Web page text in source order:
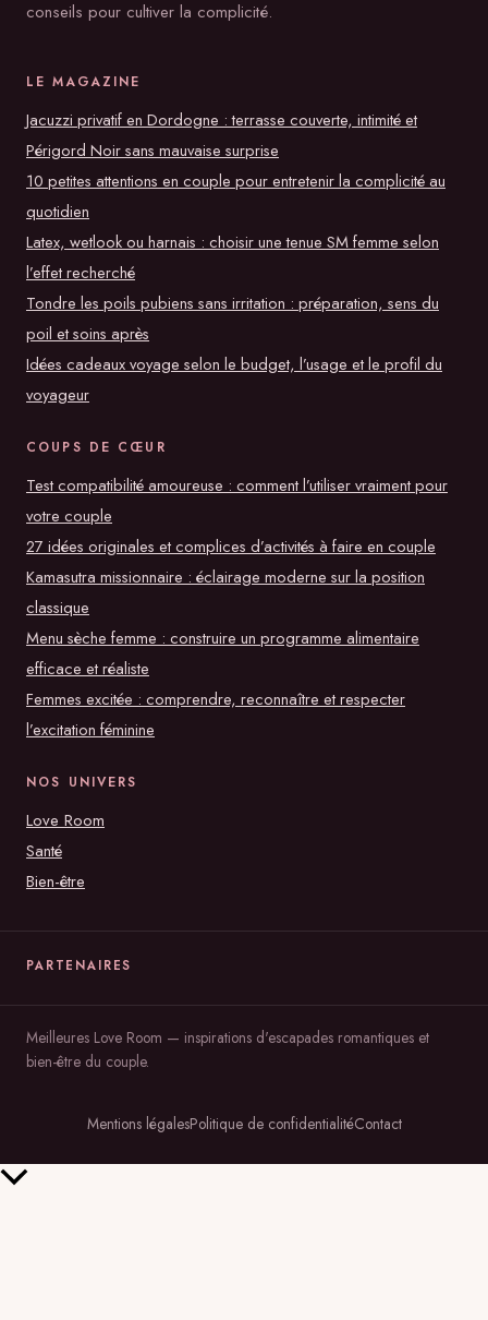
conseils pour cultiver la complicité.
LE MAGAZINE
Jacuzzi privatif en Dordogne : terrasse couverte, intimité et
Périgord Noir sans mauvaise surprise
10 petites attentions en couple pour entretenir la complicité au
quotidien
Latex, wetlook ou harnais : choisir une tenue SM femme selon
l’effet recherché
Tondre les poils pubiens sans irritation : préparation, sens du
poil et soins après
Idées cadeaux voyage selon le budget, l’usage et le profil du
voyageur
COUPS DE CŒUR
Test compatibilité amoureuse : comment l’utiliser vraiment pour
votre couple
27 idées originales et complices d’activités à faire en couple
Kamasutra missionnaire : éclairage moderne sur la position
classique
Menu sèche femme : construire un programme alimentaire
efficace et réaliste
Femmes excitée : comprendre, reconnaître et respecter
l’excitation féminine
NOS UNIVERS
Love Room
Santé
Bien-être
PARTENAIRES
Meilleures Love Room — inspirations d'escapades romantiques et
bien-être du couple.
Mentions légalesPolitique de confidentialitéContact